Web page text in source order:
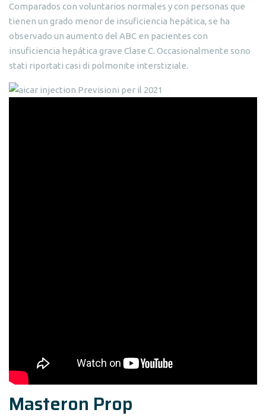
Comparados con voluntarios normales y con personas que
tienen un grado menor de insuficiencia hepática, se ha
observado un aumento del ABC en pacientes con
insuficiencia hepática grave Clase C. Occasionalmente sono
stati riportati casi di polmonite interstiziale.
Masteron Prop